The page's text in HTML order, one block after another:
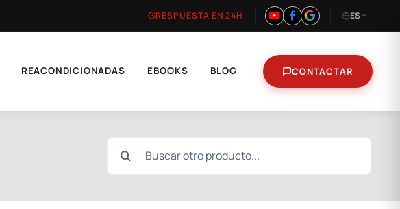
RESPUESTA EN 24H ES
REACONDICIONADAS EBOOKS BLOG CONTACTAR
Buscar: